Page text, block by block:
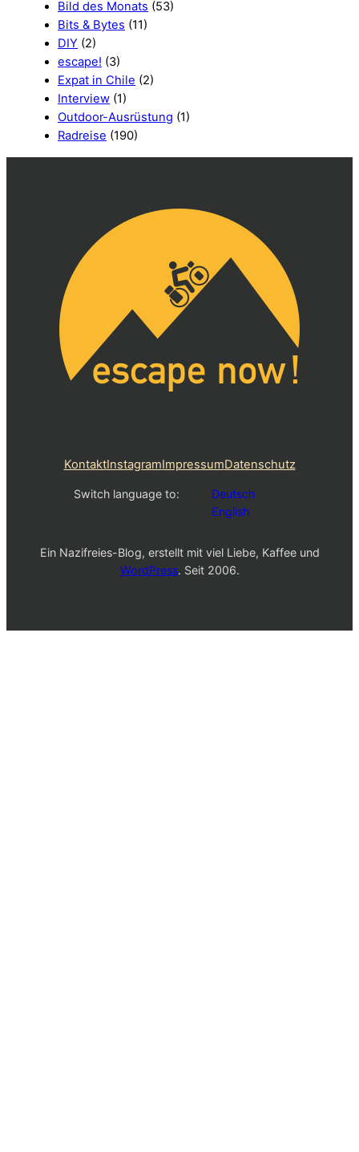
Bild des Monats (53)
Bits & Bytes (11)
DIY (2)
escape! (3)
Expat in Chile (2)
Interview (1)
Outdoor-Ausrüstung (1)
Radreise (190)
KontaktInstagramImpressumDatenschutz
Switch language to:
Deutsch
English
Ein Nazifreies-Blog, erstellt mit viel Liebe, Kaffee und
WordPress. Seit 2006.